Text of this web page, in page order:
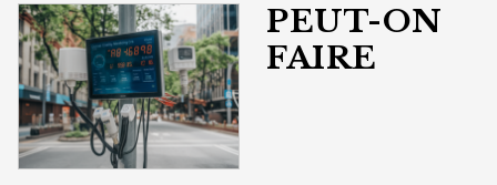
PEUT-ON
FAIRE